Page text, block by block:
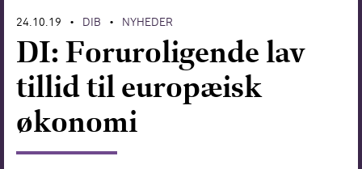
Europapolitik
Forskning
24.10.19 • DIB • NYHEDER
DI: Foruroligende lav
tillid til europæisk
økonomi